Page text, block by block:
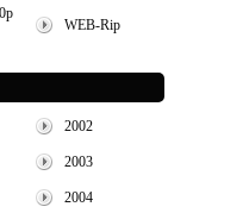
WEB-Rip
2002
2003
2004